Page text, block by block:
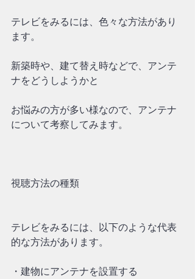
テレビをみるには、色々な方法があり
ます。
新築時や、建て替え時などで、アンテ
ナをどうしようかと
お悩みの方が多い様なので、アンテナ
について考察してみます。
視聴方法の種類
テレビをみるには、以下のような代表
的な方法があります。
・建物にアンテナを設置する